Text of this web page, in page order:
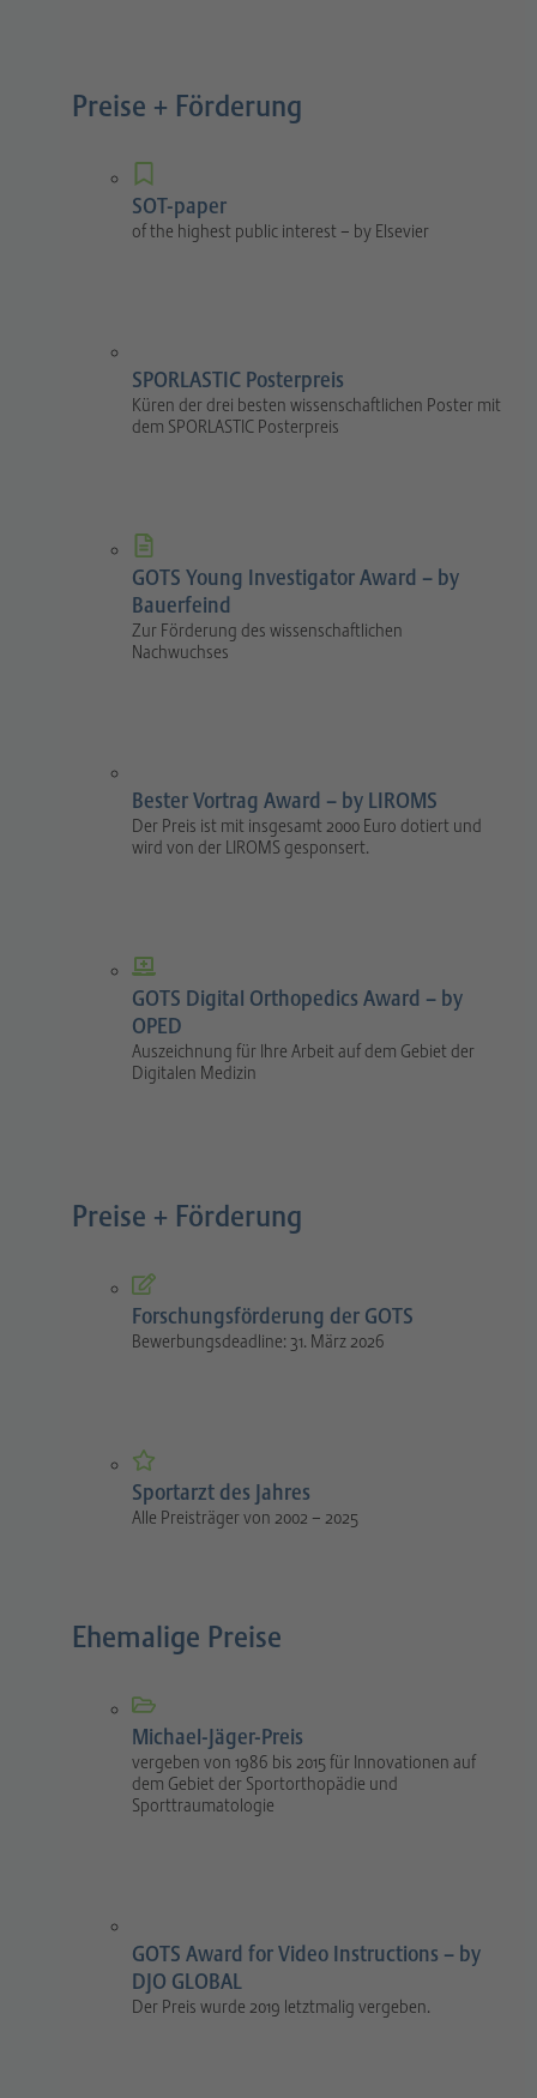
Preise + Förderung
SOT-paper
of the highest public interest – by Elsevier
SPORLASTIC Posterpreis
Küren der drei besten wissenschaftlichen Poster mit
dem SPORLASTIC Posterpreis
GOTS Young Investigator Award – by
Bauerfeind
Zur Förderung des wissenschaftlichen
Nachwuchses
Bester Vortrag Award – by LIROMS
Der Preis ist mit insgesamt 2000 Euro dotiert und
wird von der LIROMS gesponsert.
GOTS Digital Orthopedics Award – by
OPED
Auszeichnung für Ihre Arbeit auf dem Gebiet der
Digitalen Medizin
Preise + Förderung
Forschungsförderung der GOTS
Bewerbungsdeadline: 31. März 2026
Sportarzt des Jahres
Alle Preisträger von 2002 – 2025
Ehemalige Preise
Michael-Jäger-Preis
vergeben von 1986 bis 2015 für Innovationen auf
dem Gebiet der Sportorthopädie und
Sporttraumatologie
GOTS Award for Video Instructions – by
DJO GLOBAL
Der Preis wurde 2019 letztmalig vergeben.